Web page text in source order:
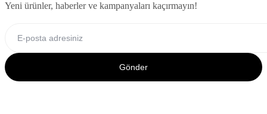
Yeni ürünler, haberler ve kampanyaları kaçırmayın!
Gönder